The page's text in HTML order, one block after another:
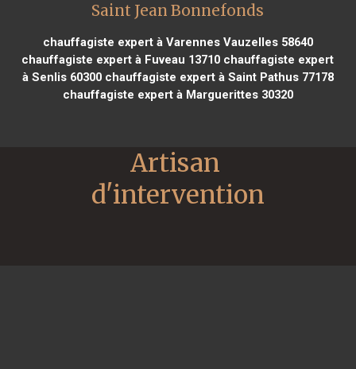
Saint Jean Bonnefonds
chauffagiste expert à Varennes Vauzelles 58640
chauffagiste expert à Fuveau 13710 chauffagiste expert
à Senlis 60300chauffagiste expert à Saint Pathus 77178
chauffagiste expert à Marguerittes 30320
Artisan
d'intervention